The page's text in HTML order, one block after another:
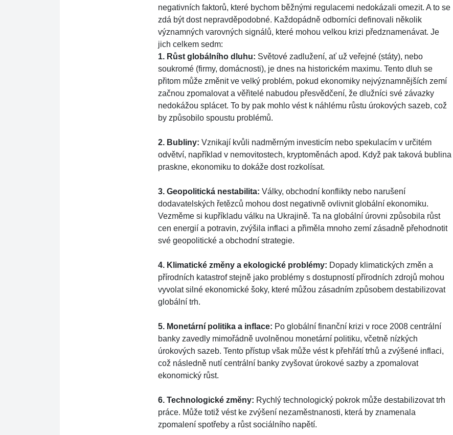
negativních faktorů, které bychom běžnými regulacemi nedokázali omezit. A to se
zdá být dost nepravděpodobné. Každopádně odborníci definovali několik
významných varovných signálů, které mohou velkou krizi předznamenávat. Je
jich celkem sedm:
1. Růst globálního dluhu: Světové zadlužení, ať už veřejné (státy), nebo
soukromé (firmy, domácnosti), je dnes na historickém maximu. Tento dluh se
přitom může změnit ve velký problém, pokud ekonomiky nejvýznamnějších zemí
začnou zpomalovat a věřitelé nabudou přesvědčení, že dlužníci své závazky
nedokážou splácet. To by pak mohlo vést k náhlému růstu úrokových sazeb, což
by způsobilo spoustu problémů.
2. Bubliny: Vznikají kvůli nadměrným investicím nebo spekulacím v určitém
odvětví, například v nemovitostech, kryptoměnách apod. Když pak taková bublina
praskne, ekonomiku to dokáže dost rozkolísat.
3. Geopolitická nestabilita: Války, obchodní konflikty nebo narušení
dodavatelských řetězců mohou dost negativně ovlivnit globální ekonomiku.
Vezměme si kupříkladu válku na Ukrajině. Ta na globální úrovni způsobila růst
cen energií a potravin, zvýšila inflaci a přiměla mnoho zemí zásadně přehodnotit
své geopolitické a obchodní strategie.
4. Klimatické změny a ekologické problémy: Dopady klimatických změn a
přírodních katastrof stejně jako problémy s dostupností přírodních zdrojů mohou
vyvolat silné ekonomické šoky, které můžou zásadním způsobem destabilizovat
globální trh.
5. Monetární politika a inflace: Po globální finanční krizi v roce 2008 centrální
banky zavedly mimořádně uvolněnou monetární politiku, včetně nízkých
úrokových sazeb. Tento přístup však může vést k přehřátí trhů a zvýšené inflaci,
což následně nutí centrální banky zvyšovat úrokové sazby a zpomalovat
ekonomický růst.
6. Technologické změny: Rychlý technologický pokrok může destabilizovat trh
práce. Může totiž vést ke zvýšení nezaměstnanosti, která by znamenala
zpomalení spotřeby a růst sociálního napětí.